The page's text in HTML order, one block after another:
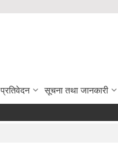
प्रतिवेदन सूचना तथा जानकारी